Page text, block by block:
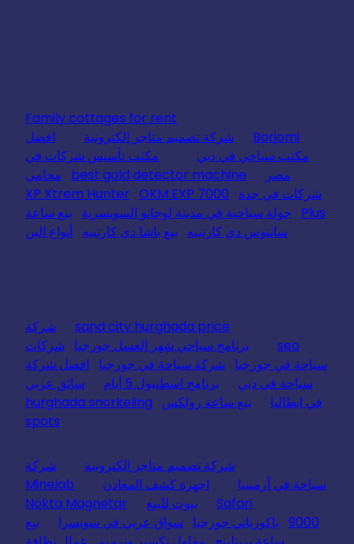
Family cottages for rent
Borjomi
شركة تصميم متاجر الكترونية
افضل
مكتب سياحي في دبي
مكتب تأسيس شركات في
مصر
best gold detector machine
محامي
شركات في جدة
XP Xtrem Hunter OKM EXP 7000
Plus
جولة سياحية في مدينة لوجانو السويسرية
بيع ساعة
سانتوس دي كارتييه
بيع باشا دي كارتييه أنواع البن
sand city hurghada price
شركة
seo
برنامج سياحي شهر العسل جورجيا
شركات
سياحة في جورجيا
شركة سياحة في جورجيا
افضل شركة
سياحة في دبي
برنامج اسطنبول 5 أيام
سائق عربي
في ايطاليا
بيع ساعة رولكس
hurghada snorkeling
spots
شركة تصميم متاجر الكترونية
شركة
سياحة في أرمينيا
اجهزة كشف المعادن
Minelab
Safari
بيوت للبيع
Nokta Magnetar
9000 باكورياني جورجيا سواق عربي في سويسرا
بيع